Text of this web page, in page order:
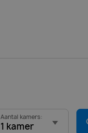
Aantal kamers:
1 kamer